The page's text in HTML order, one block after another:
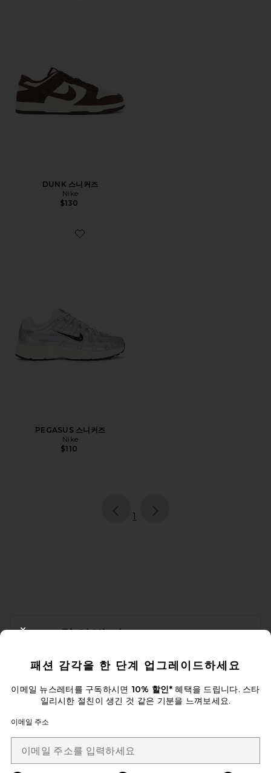
DUNK 스니커즈
Nike
$130
Favorite PEGASUS 스니커즈
PEGASUS 스니커즈
Nike
$110
page
1
10% 할인받기
부 가능합니다.개인 정보 정책
Email Address
Sign Up
패션 감각을 한 단계 업그레이드하세요
이메일 뉴스레터를 구독하시면 10% 할인*혜택을 드립니다. 스타
일리시한 절친이 생긴 것 같은 기분을 느껴보세요.
이메일 주소